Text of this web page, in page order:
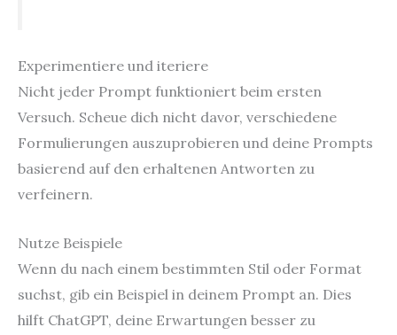
Experimentiere und iteriere
Nicht jeder Prompt funktioniert beim ersten
Versuch. Scheue dich nicht davor, verschiedene
Formulierungen auszuprobieren und deine Prompts
basierend auf den erhaltenen Antworten zu
verfeinern.
Nutze Beispiele
Wenn du nach einem bestimmten Stil oder Format
suchst, gib ein Beispiel in deinem Prompt an. Dies
hilft ChatGPT, deine Erwartungen besser zu